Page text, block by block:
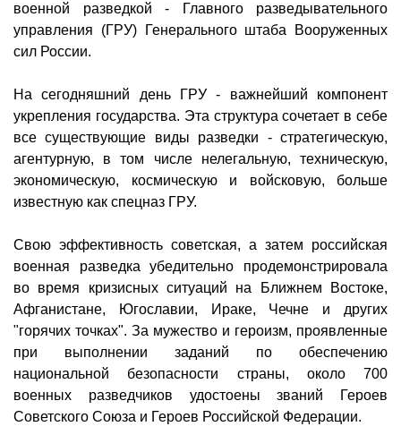
военной разведкой - Главного разведывательного
управления (ГРУ) Генерального штаба Вооруженных
сил России.
На сегодняшний день ГРУ - важнейший компонент
укрепления государства. Эта структура сочетает в себе
все существующие виды разведки - стратегическую,
агентурную, в том числе нелегальную, техническую,
экономическую, космическую и войсковую, больше
известную как спецназ ГРУ.
Свою эффективность советская, а затем российская
военная разведка убедительно продемонстрировала
во время кризисных ситуаций на Ближнем Востоке,
Афганистане, Югославии, Ираке, Чечне и других
"горячих точках". За мужество и героизм, проявленные
при выполнении заданий по обеспечению
национальной безопасности страны, около 700
военных разведчиков удостоены званий Героев
Советского Союза и Героев Российской Федерации.